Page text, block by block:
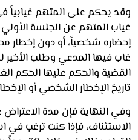
يحكم على المتهم غيابياً في
المتهم عن الجلسة الأولي
شخصياً، أو دون إخطار
فيها المدعي وطلب الأخير
والحكم عليها الحكم
الإخطار الشخصي أو الإخطار
النهاية فإن مدة الاعتراض
فإذا كنت ترغب في